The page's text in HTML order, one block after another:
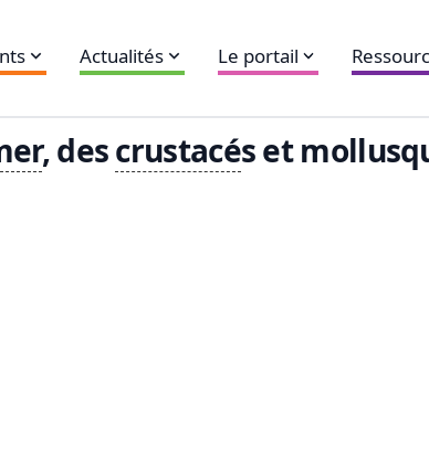
Actualités Le portail
, descrustacés et